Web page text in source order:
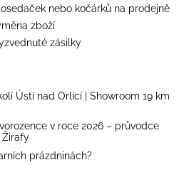
nebo kočárků na prodejně
zboží
zásilky
Ústí nad Orlicí | Showroom 19 km
v roce 2026 – průvodce
Žirafy
prázdninách?